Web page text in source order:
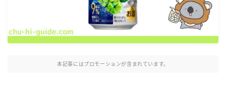
氷結 ストロング
麒麟特製サワー
麒麟 発酵サワー
本記事にはプロモーションが含まれています。